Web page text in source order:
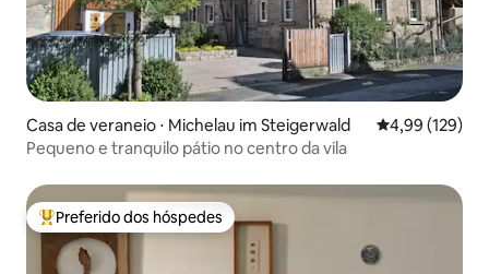
Casa de veraneio ⋅ Michelau im Steigerwald 4,99 de uma
4,99 (129)
Pequeno e tranquilo pátio no centro da vila
Entre os melhores preferidos dos hóspedes
Preferido dos hóspedes